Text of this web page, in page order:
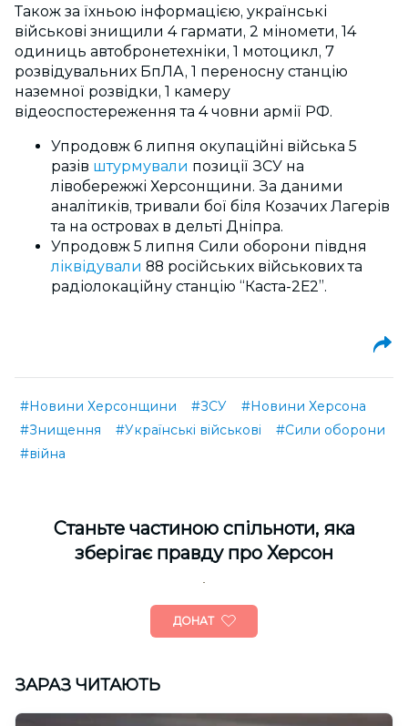
Також за їхньою інформацією, українські
військові знищили 4 гармати, 2 міномети, 14
одиниць автобронетехніки, 1 мотоцикл, 7
розвідувальних БпЛА, 1 переносну станцію
наземної розвідки, 1 камеру
відеоспостереження та 4 човни армії РФ.
Упродовж 6 липня окупаційні війська 5
разів штурмували позиції ЗСУ на
лівобережжі Херсонщини. За даними
аналітиків, тривали бої біля Козачих Лагерів
та на островах в дельті Дніпра.
Упродовж 5 липня Сили оборони півдня
ліквідували 88 російських військових та
радіолокаційну станцію “Каста-2Е2”.
#Новини Херсонщини #ЗСУ
#Новини Херсона
#Знищення
#Українські військові
#Сили оборони
#війна
Cтаньте частиною спільноти, яка
зберігає правду про Херсон
ДОНАТ
ЗАРАЗ ЧИТАЮТЬ